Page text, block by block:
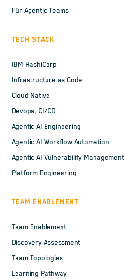
Für Agentic Teams
TECH STACK
IBM HashiCorp
Infrastructure as Code
Cloud Native
Devops, CI/CD
Agentic AI Engineering
Agentic AI Workflow Automation
Agentic AI Vulnerability Management
Platform Engineering
TEAM ENABLEMENT
Team Enablement
Discovery Assessment
Team Topologies
Learning Pathway